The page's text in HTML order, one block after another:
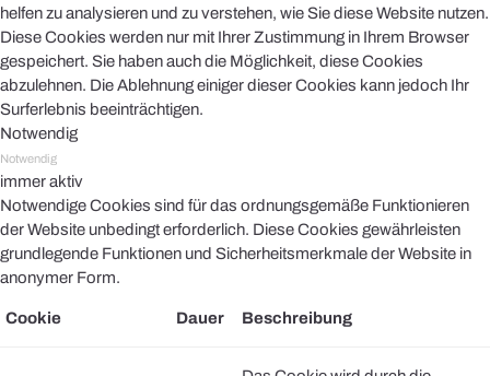
helfen zu analysieren und zu verstehen, wie Sie diese Website nutzen.
Diese Cookies werden nur mit Ihrer Zustimmung in Ihrem Browser
gespeichert. Sie haben auch die Möglichkeit, diese Cookies
abzulehnen. Die Ablehnung einiger dieser Cookies kann jedoch Ihr
Surferlebnis beeinträchtigen.
Notwendig
Notwendig
immer aktiv
Notwendige Cookies sind für das ordnungsgemäße Funktionieren
der Website unbedingt erforderlich. Diese Cookies gewährleisten
grundlegende Funktionen und Sicherheitsmerkmale der Website in
anonymer Form.
Cookie Dauer Beschreibung